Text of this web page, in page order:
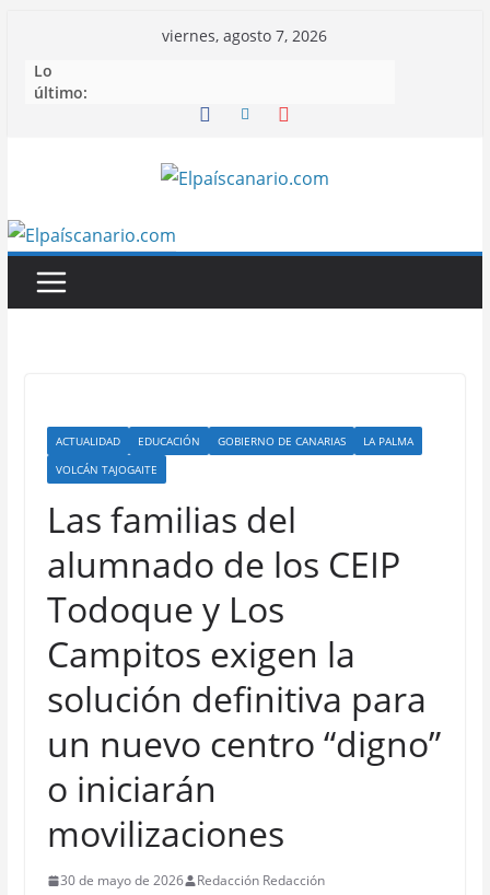
contenido
viernes, agosto 7, 2026
Lo
último:
ACTUALIDAD EDUCACIÓN GOBIERNO DE CANARIAS
LA PALMA
VOLCÁN TAJOGAITE
Las familias del
alumnado de los CEIP
Todoque y Los
Campitos exigen la
solución definitiva para
un nuevo centro “digno”
o iniciarán
movilizaciones
30 de mayo de 2026 Redacción Redacción